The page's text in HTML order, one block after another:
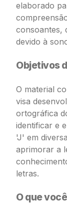
elaborado
consoantes,
devido à
Objetivos
O material
visa
ortográfica
identificar e
'J' em
aprimorar a
letras.
O que